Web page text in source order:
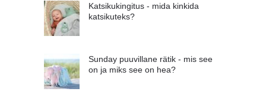
Katsikukingitus - mida kinkida
katsikuteks?
Sunday puuvillane rätik - mis see
on ja miks see on hea?